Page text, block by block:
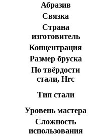
Абразив
Связка
Страна
изготовитель
Концентрация
Размер бруска
По твёрдости
стали, Hrc
Тип стали
Уровень мастера
Сложность
использования